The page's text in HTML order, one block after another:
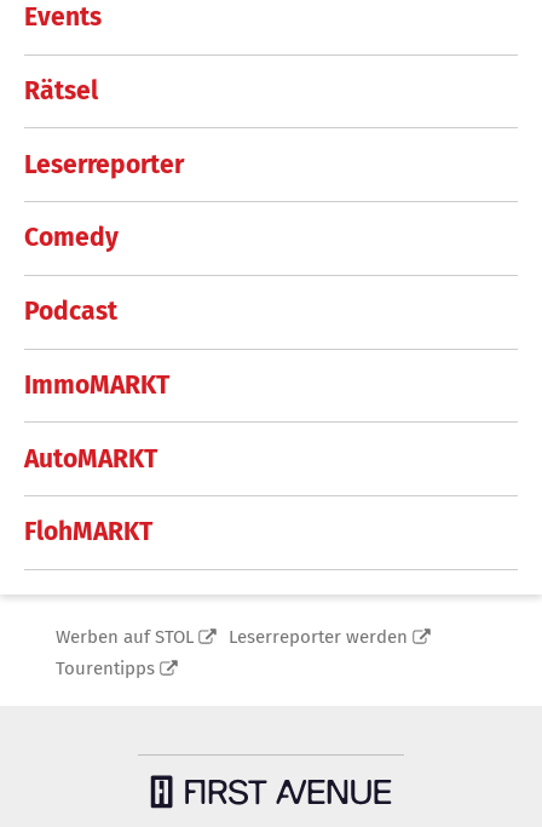
Events
Rätsel
Leserreporter
Comedy
Podcast
ImmoMARKT
AutoMARKT
FlohMARKT
Werben auf STOL
Leserreporter werden
Tourentipps